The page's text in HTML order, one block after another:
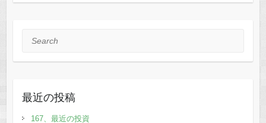
Search
最近の投稿
167、最近の投資